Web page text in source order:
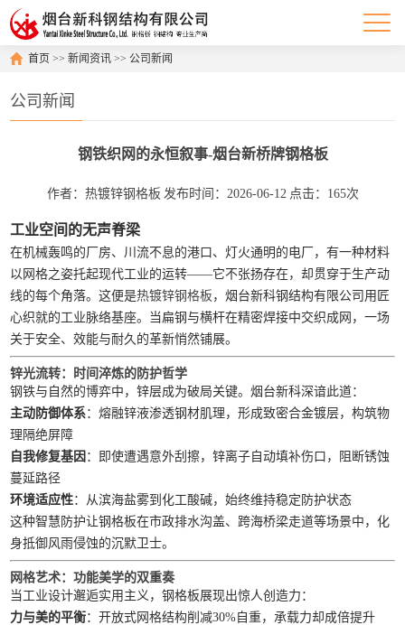
首页 >>新闻资讯 >>公司新闻
公司新闻
钢铁织网的永恒叙事-烟台新桥牌钢格板
作者：热镀锌钢格板 发布时间：2026-06-12 点击：165次
工业空间的无声脊梁
在机械轰鸣的厂房、川流不息的港口、灯火通明的电厂，有一种材料
以网格之姿托起现代工业的运转——它不张扬存在，却贯穿于生产动
线的每个角落。这便是热镀锌钢格板 ，烟台新科钢结构有限公司用匠
心织就的工业脉络基座。当扁钢与横杆在精密焊接中交织成网，一场
关于安全、效能与耐久的革新悄然铺展。
锌光流转：时间淬炼的防护哲学
钢铁与自然的博弈中，锌层成为破局关键。烟台新科深谙此道：
主动防御体系：熔融锌液渗透钢材肌理，形成致密合金镀层，构筑物
理隔绝屏障
自我修复基因 ：即使遭遇意外刮擦，锌离子自动填补伤口，阻断锈蚀
蔓延路径
环境适应性：从滨海盐雾到化工酸碱，始终维持稳定防护状态
这种智慧防护让钢格板在市政排水沟盖、跨海桥梁走道等场景中，化
身抵御风雨侵蚀的沉默卫士。
网格艺术：功能美学的双重奏
当工业设计邂逅实用主义，钢格板展现出惊人创造力：
力与美的平衡：开放式网格结构削减30%自重，承载力却成倍提升